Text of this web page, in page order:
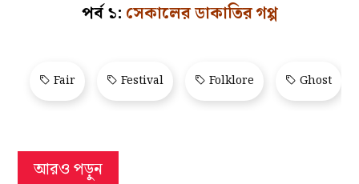
পর্ব ১: সেকালের ডাকাতির গপ্প
Fair Festival Folklore Ghost
আরও পড়ুন